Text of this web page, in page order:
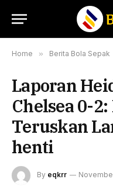
Home » Berita Bola Sepak
Laporan
Chelsea 0-
Teruskan
henti
By eqkrr